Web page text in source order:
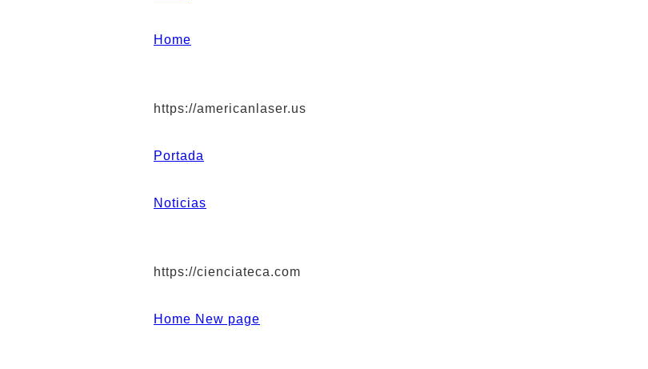
Home
https://americanlaser.us
Portada
Noticias
https://cienciateca.com
Home New page